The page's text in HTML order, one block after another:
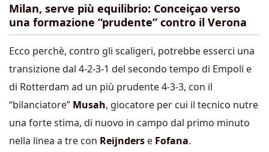
Milan, serve più equilibrio: Conceiçao verso
una formazione “prudente” contro il Verona
Ecco perchè, contro gli scaligeri, potrebbe esserci una
transizione dal 4-2-3-1 del secondo tempo di Empoli e
di Rotterdam ad un più prudente 4-3-3, con il
“bilanciatore” Musah, giocatore per cui il tecnico nutre
una forte stima, di nuovo in campo dal primo minuto
nella linea a tre con Reijnders e Fofana.